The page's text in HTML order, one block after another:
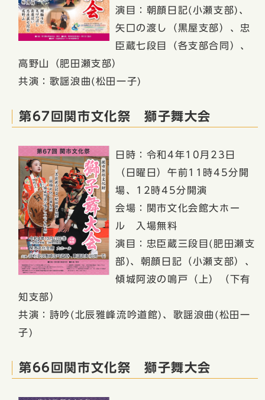
演目：朝顔日記(小瀬支部)、
矢口の渡し（黒屋支部）、忠
臣蔵七段目（各支部合同）、
高野山（肥田瀬支部）
共演：歌謡浪曲(松田一子)
第67回関市文化祭 獅子舞大会
日時：令和4年10月23日
（日曜日）午前11時45分開
場、12時45分開演
会場：関市文化会館大ホー
ル 入場無料
演目：忠臣蔵三段目(肥田瀬支
部)、朝顔日記（小瀬支部）、
傾城阿波の鳴戸（上）（下有
知支部）
共演：詩吟(北辰雅峰流吟道館)、歌謡浪曲(松田一
子)
第66回関市文化祭 獅子舞大会